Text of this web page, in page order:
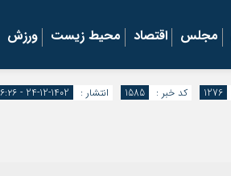
مجلس اقتصاد محیط زیست ورزش
انتشار : 1402-12-24 - ۱۶:۲۶ کد خبر : 1585 1276